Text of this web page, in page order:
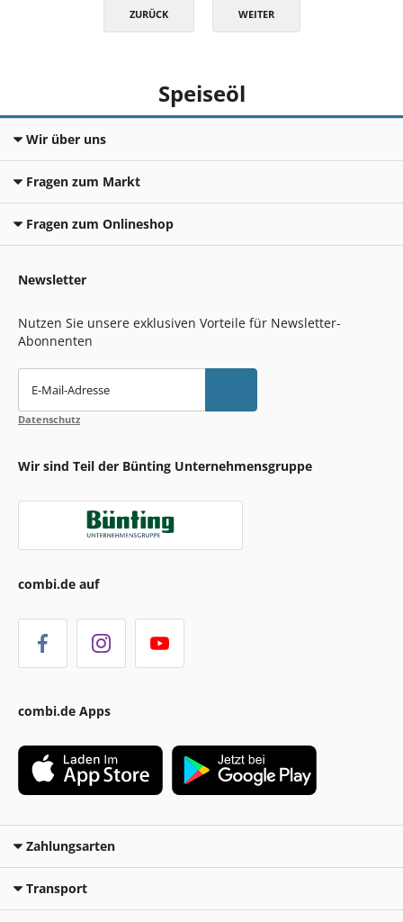
ZURÜCK WEITER
Speiseöl
Wir über uns
Fragen zum Markt
Fragen zum Onlineshop
Newsletter
Nutzen Sie unsere exklusiven Vorteile für Newsletter-
Abonnenten
E-Mail-Adresse
Datenschutz
Wir sind Teil der Bünting Unternehmensgruppe
combi.de auf
combi.de Apps
Zahlungsarten
Transport